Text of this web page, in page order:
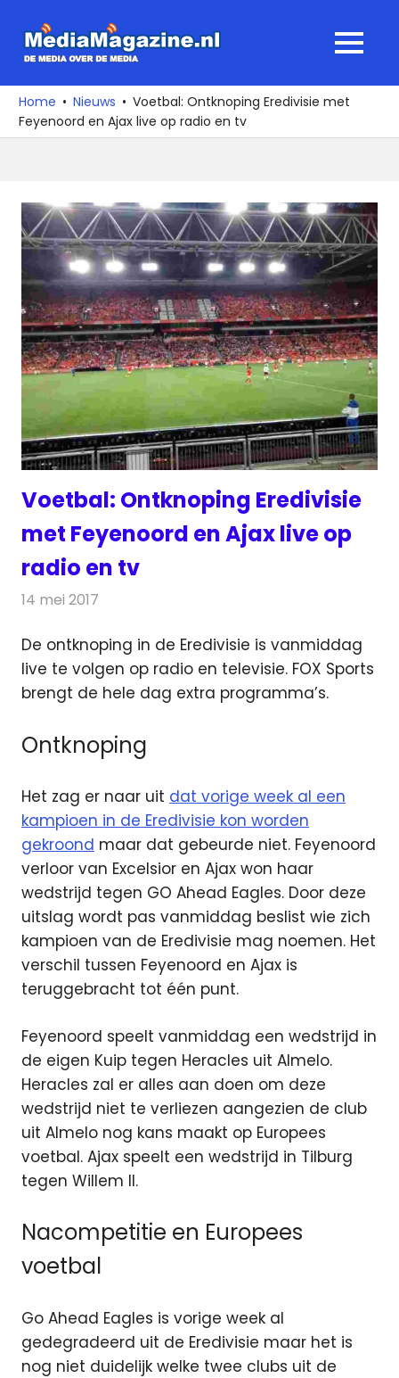
naar
media
over
de
MENU
Home Nieuws
Voetbal: Ontknoping Eredivisie met
Feyenoord en Ajax live op radio en tv
Voetbal: Ontknoping Eredivisie
met Feyenoord en Ajax live op
radio en tv
14 mei 2017
De ontknoping in de Eredivisie is vanmiddag
live te volgen op radio en televisie. FOX Sports
brengt de hele dag extra programma’s.
Ontknoping
Het zag er naar uit dat vorige week al een
kampioen in de Eredivisie kon worden
gekroond maar dat gebeurde niet. Feyenoord
verloor van Excelsior en Ajax won haar
wedstrijd tegen GO Ahead Eagles. Door deze
uitslag wordt pas vanmiddag beslist wie zich
kampioen van de Eredivisie mag noemen. Het
verschil tussen Feyenoord en Ajax is
teruggebracht tot één punt.
Feyenoord speelt vanmiddag een wedstrijd in
de eigen Kuip tegen Heracles uit Almelo.
Heracles zal er alles aan doen om deze
wedstrijd niet te verliezen aangezien de club
uit Almelo nog kans maakt op Europees
voetbal. Ajax speelt een wedstrijd in Tilburg
tegen Willem II.
Nacompetitie en Europees
voetbal
Go Ahead Eagles is vorige week al
gedegradeerd uit de Eredivisie maar het is
nog niet duidelijk welke twee clubs uit de